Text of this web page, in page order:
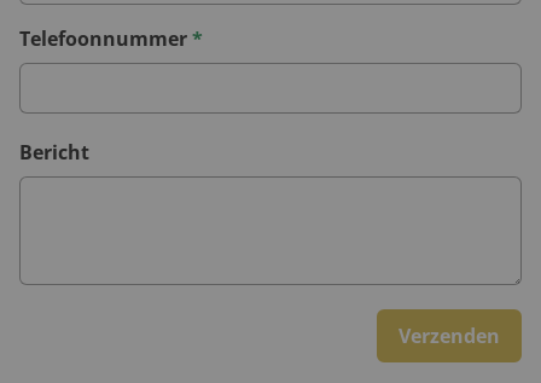
Telefoonnummer*
Bericht
Verzenden